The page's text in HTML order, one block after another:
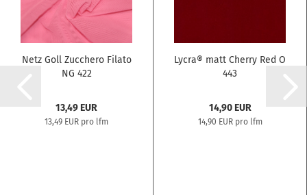
Netz Goll Zucchero Filato
NG 422
13,49 EUR
13,49 EUR pro lfm
Lycra® matt Cherry Red O
443
14,90 EUR
14,90 EUR pro lfm